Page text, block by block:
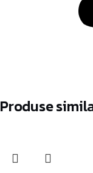
Produse